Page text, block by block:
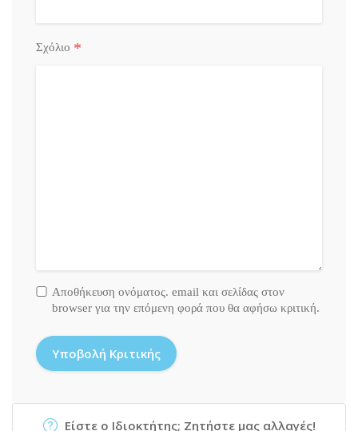
Σχόλιο *
Αποθήκευση ονόματος. email και σελίδας στον
browser για την επόμενη φορά που θα αφήσω κριτική.
Είστε ο Ιδιοκτήτης; Ζητήστε μας αλλαγές!